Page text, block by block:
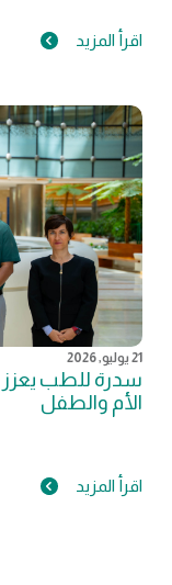
اقرأ المزيد
21 يوليو, 2026
سدرة للطب يعزز
الأم والطفل
اقرأ المزيد